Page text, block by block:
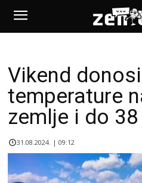
Vikend
temperature
zemlje i do
31.08.2024. | 09:12